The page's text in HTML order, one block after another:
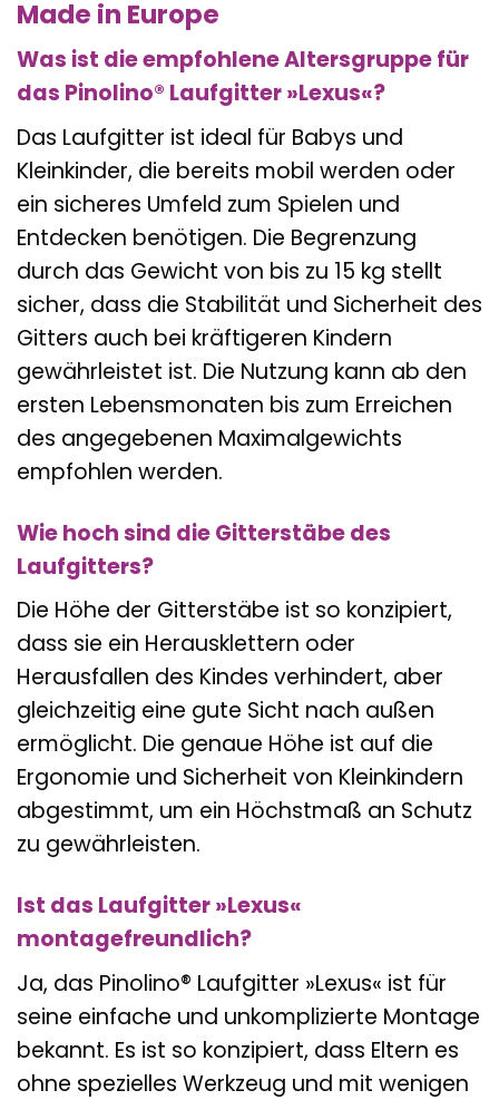
Made in Europe
Was ist die empfohlene Altersgruppe für
das Pinolino® Laufgitter »Lexus«?
Das Laufgitter ist ideal für Babys und
Kleinkinder, die bereits mobil werden oder
ein sicheres Umfeld zum Spielen und
Entdecken benötigen. Die Begrenzung
durch das Gewicht von bis zu 15 kg stellt
sicher, dass die Stabilität und Sicherheit des
Gitters auch bei kräftigeren Kindern
gewährleistet ist. Die Nutzung kann ab den
ersten Lebensmonaten bis zum Erreichen
des angegebenen Maximalgewichts
empfohlen werden.
Wie hoch sind die Gitterstäbe des
Laufgitters?
Die Höhe der Gitterstäbe ist so konzipiert,
dass sie ein Herausklettern oder
Herausfallen des Kindes verhindert, aber
gleichzeitig eine gute Sicht nach außen
ermöglicht. Die genaue Höhe ist auf die
Ergonomie und Sicherheit von Kleinkindern
abgestimmt, um ein Höchstmaß an Schutz
zu gewährleisten.
Ist das Laufgitter »Lexus«
montagefreundlich?
Ja, das Pinolino® Laufgitter »Lexus« ist für
seine einfache und unkomplizierte Montage
bekannt. Es ist so konzipiert, dass Eltern es
ohne spezielles Werkzeug und mit wenigen